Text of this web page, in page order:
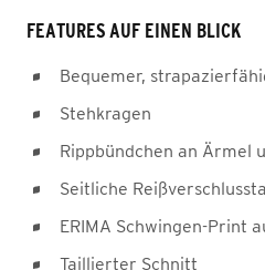
FEATURES AUF EINEN BLICK
Bequemer,
Stehkragen
Rippbündchen an Ärmel
Seitliche
ERIMA Schwingen-Print
Taillierter Schnitt